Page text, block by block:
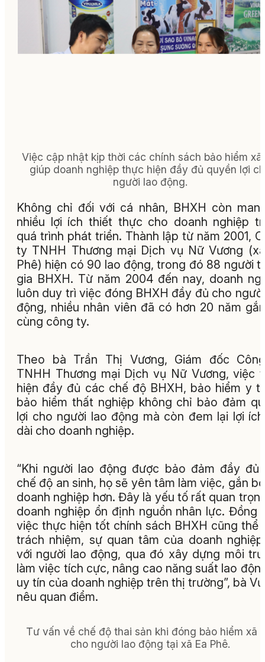
Việc cập nhật kịp thời các chính sách bảo hiểm xã
giúp doanh nghiệp thực hiện đầy đủ quyền lợi
người lao động.
Không chỉ đối với cá nhân, BHXH còn
nhiều lợi ích thiết thực cho doanh nghiệp
quá trình phát triển. Thành lập từ năm 2001,
ty TNHH Thương mại Dịch vụ Nữ Vương
Phê) hiện có 90 lao động, trong đó 88 người
gia BHXH. Từ năm 2004 đến nay, doanh
luôn duy trì việc đóng BHXH đầy đủ cho
động, nhiều nhân viên đã có hơn 20 năm
cùng công ty.
Theo bà Trần Thị Vương, Giám đốc
TNHH Thương mại Dịch vụ Nữ Vương, việc
hiện đầy đủ các chế độ BHXH, bảo hiểm y
bảo hiểm thất nghiệp không chỉ bảo đảm
lợi cho người lao động mà còn đem lại lợi
dài cho doanh nghiệp.
“Khi người lao động được bảo đảm đầy đủ
chế độ an sinh, họ sẽ yên tâm làm việc, gắn
doanh nghiệp hơn. Đây là yếu tố rất quan
doanh nghiệp ổn định nguồn nhân lực. Đồng
việc thực hiện tốt chính sách BHXH cũng thể
trách nhiệm, sự quan tâm của doanh
với người lao động, qua đó xây dựng môi
làm việc tích cực, nâng cao năng suất lao
uy tín của doanh nghiệp trên thị trường”, bà
nêu quan điểm.
Tư vấn về chế độ thai sản khi đóng bảo hiểm xã
cho người lao động tại xã Ea Phê.